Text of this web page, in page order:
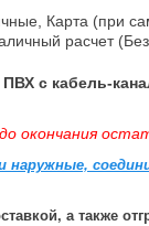
Карта (при
расчет
с кабель-
окончания
а также